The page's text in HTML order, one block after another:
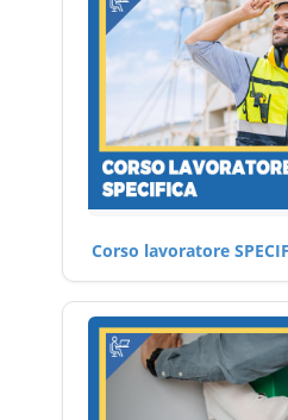
Corso lavoratore